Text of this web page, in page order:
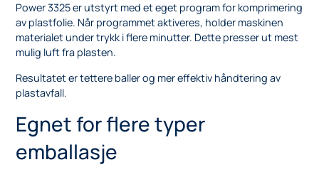
Power 3325 er utstyrt med et eget program for komprimering
av plastfolie. Når programmet aktiveres, holder maskinen
materialet under trykk i flere minutter. Dette presser ut mest
mulig luft fra plasten.
Resultatet er tettere baller og mer effektiv håndtering av
plastavfall.
Egnet for flere typer
emballasje